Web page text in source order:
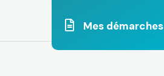
Mes démarches